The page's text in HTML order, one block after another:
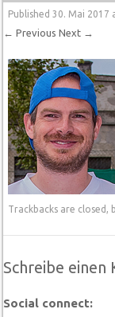
Published 30. Mai 2017
← Previous Next →
Trackbacks are closed,
Schreibe
Social connect: